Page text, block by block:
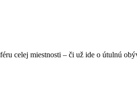
celej miestnosti – či už ide o útulnú